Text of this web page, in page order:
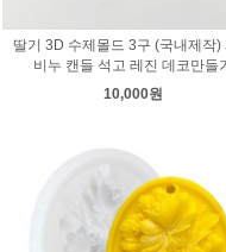
딸기 3D 수제몰드 3구 (국내제작)
비누 캔들 석고 레진 데코만들기
10,000원